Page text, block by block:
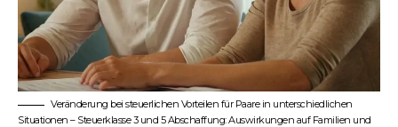
Veränderung bei steuerlichen Vorteilen für Paare in unterschiedlichen
Situationen – Steuerklasse 3 und 5 Abschaffung: Auswirkungen auf Familien und